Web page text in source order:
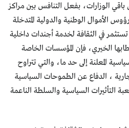
الوزارات، بفعل التنافس بين مراكز
الأموال الوطنية والدولية المتدخلة
تستثمر في الثقافة لخدمة أجندات داخلية
الخيري، فإن المؤسسات الخاصة
المعلنة إلى حد ما، والتي تتراوح
، الدفاع عن الطموحات السياسية
التأثيرات السياسية والسلطة الناعمة